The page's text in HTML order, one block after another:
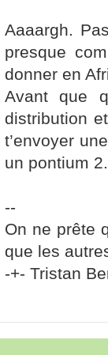
Aaaargh.
presque
donner en
Avant que
distribution
t’envoyer
un pontium 2.
--
On ne prête
que les
-+- Tristan